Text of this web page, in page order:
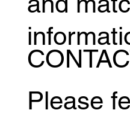
Please